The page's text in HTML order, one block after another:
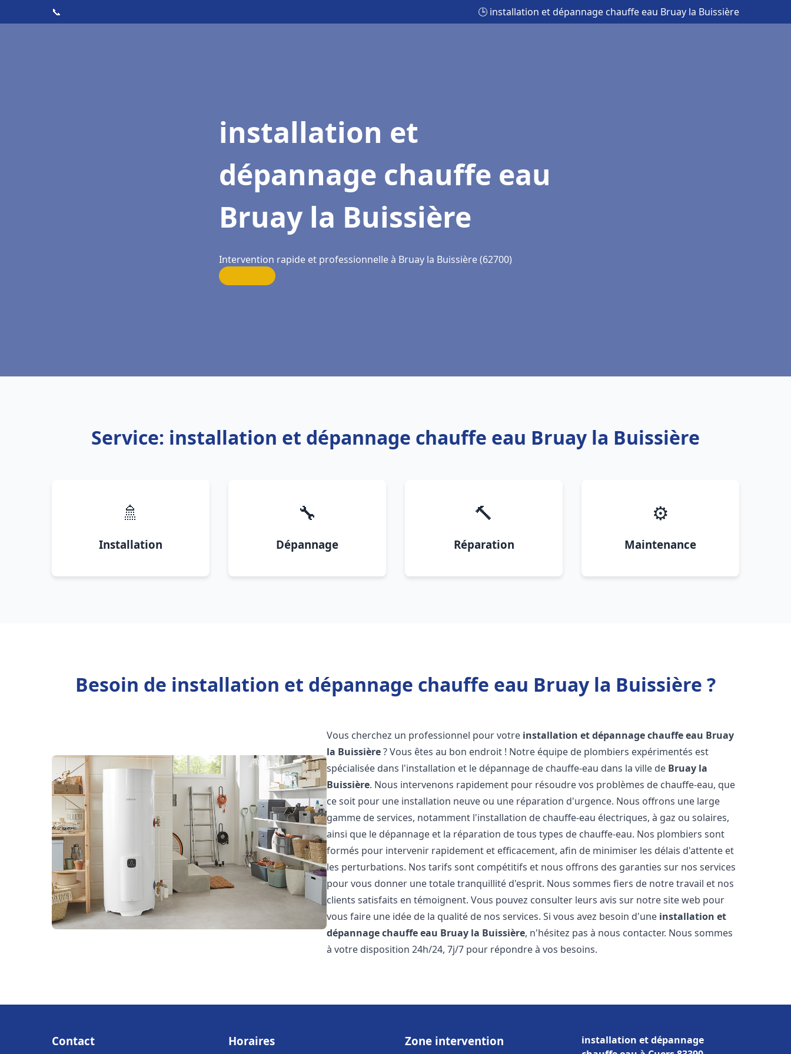
📞 🕒 installation et dépannage chauffe eau Bruay la Buissière
installation et
dépannage chauffe eau
Bruay la Buissière
Intervention rapide et professionnelle à Bruay la Buissière (62700)
Service: installation et dépannage chauffe eau Bruay la Buissière
🚿
Installation
🔧
Dépannage
🔨
Réparation
⚙️
Maintenance
Besoin de installation et dépannage chauffe eau Bruay la Buissière ?
Vous cherchez un professionnel pour votre installation et dépannage chauffe eau Bruay
la Buissière? Vous êtes au bon endroit ! Notre équipe de plombiers expérimentés est
spécialisée dans l'installation et le dépannage de chauffe-eau dans la ville de Bruay la
Buissière. Nous intervenons rapidement pour résoudre vos problèmes de chauffe-eau, que
ce soit pour une installation neuve ou une réparation d'urgence. Nous offrons une large
gamme de services, notamment l'installation de chauffe-eau électriques, à gaz ou solaires,
ainsi que le dépannage et la réparation de tous types de chauffe-eau. Nos plombiers sont
formés pour intervenir rapidement et efficacement, afin de minimiser les délais d'attente et
les perturbations. Nos tarifs sont compétitifs et nous offrons des garanties sur nos services
pour vous donner une totale tranquillité d'esprit. Nous sommes fiers de notre travail et nos
clients satisfaits en témoignent. Vous pouvez consulter leurs avis sur notre site web pour
vous faire une idée de la qualité de nos services. Si vous avez besoin d'une installation et
dépannage chauffe eau Bruay la Buissière, n'hésitez pas à nous contacter. Nous sommes
à votre disposition 24h/24, 7j/7 pour répondre à vos besoins.
Contact Horaires Zone intervention
installation et dépannage